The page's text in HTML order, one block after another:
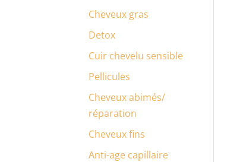
Cheveux gras
Detox
Cuir chevelu sensible
Pellicules
Cheveux abimés/
réparation
Cheveux fins
Anti-age capillaire